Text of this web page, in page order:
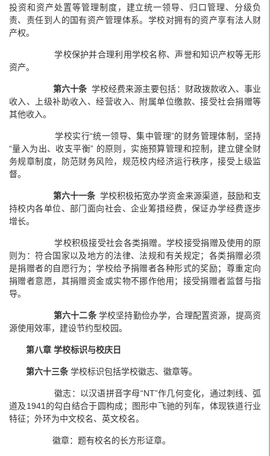
投资和资产处置等管理制度，建立统一领导、归口管理、分级负
责、责任到人的国有资产管理体系。学校对拥有的资产享有法人财
产权。
学校保护并合理利用学校名称、声誉和知识产权等无形
资产。
第六十条学校经费来源主要包括：财政拨款收入、事业
收入、上级补助收入、经营收入、附属单位缴款、接受社会捐赠等
其他收入。
学校实行“统一领导、集中管理”的财务管理体制，坚持
“量入为出、收支平衡” 的原则，实施预算管理和控制，建立健全财
务规章制度，防范财务风险，规范校内经济运行秩序，接受上级监
督。
第六十一条学校积极拓宽办学资金来源渠道，鼓励和支
持校内各单位、部门面向社会、企业筹措经费，保证办学经费逐步
增长。
学校积极接受社会各类捐赠。学校接受捐赠及使用的原
则为：符合国家以及地方的法律、法规和有关规定；各类捐赠必须
是捐赠者的自愿行为；学校给予捐赠者各种形式的奖励；尊重定向
捐赠者意愿，其捐赠资金或实物不挪作他用；接受捐赠者监督与指
导。
第六十二条 学校坚持勤俭办学，合理配置资源，提高资
源使用效率，建设节约型校园。
第八章 学校标识与校庆日
第六十三条 学校标识包括学校徽志、徽章等。
徽志：以汉语拼音字母“NT”作几何变化，通过刺线、弧
道及1941的勾白结合于圆构成；图形中飞驰的列车，体现铁道行业
特征；外环为中文校名、英文校名。
徽章：题有校名的长方形证章。